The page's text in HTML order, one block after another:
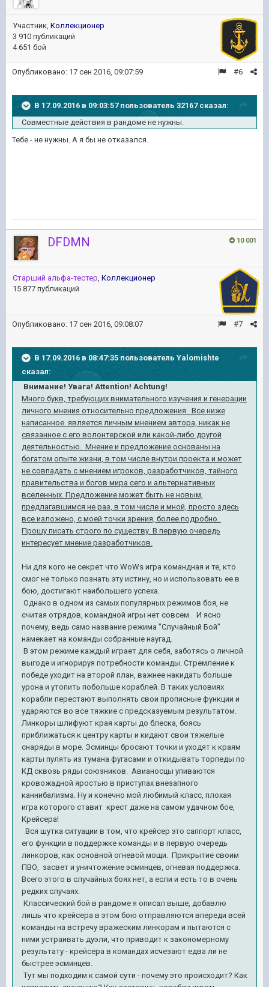
Участник, Коллекционер
3 910 публикаций
4 651 бой
#6
Опубликовано: 17 сен 2016, 09:07:59
В 17.09.2016 в 09:03:57 пользователь 32167 сказал:
Совместные действия в рандоме не нужны.
Тебе - не нужны. А я бы не отказался.
10 001
DFDMN
Старший альфа-тестер Коллекционер
15 877 публикаций
#7
Опубликовано: 17 сен 2016, 09:08:07
В 17.09.2016 в 08:47:35 пользователь Yalomishte
сказал:
Внимание! Увага! Attention! Achtung!
Много букв, требующих внимательного изучения и генерации
личного мнения относительно предложения. Все ниже
написанное является личным мнением автора, никак не
связанное с его волонтерской или какой-либо другой
деятельностью. Мнение и предложение основаны на
богатом опыте жизни, в том числе внутри проекта и может
не совпадать с мнением игроков, разработчиков, тайного
правительства и богов мира сего и альтернативных
вселенных. Предложение может быть не новым,
предлагавшимся не раз, в том числе и мной, просто здесь
все изложено, с моей точки зрения, более подробно.
Прошу писать строго по существу. В первую очередь
интересует мнение разработчиков.
Ни для кого не секрет что WoWs игра командная и те, кто
смог не только познать эту истину, но и использовать ее в
бою, достигают наибольшего успеха.
Однако в одном из самых популярных режимов боя, не
считая отрядов, командной игры нет совсем. И ясно
почему, ведь само название режима "Случайный Бой"
намекает на команды собранные наугад.
В этом режиме каждый играет для себя, заботясь о личной
выгоде и игнорируя потребности команды. Стремление к
победе уходит на второй план, важнее накидать больше
урона и утопить побольше кораблей. В таких условиях
корабли перестают выполнять свои прописные функции и
ударяются во все тяжкие с предсказуемым результатом.
Линкоры шлифуют края карты до блеска, боясь
приближаться к центру карты и кидают свои тяжелые
снаряды в море. Эсминцы бросают точки и уходят к краям
карты пулять из тумана фугасами и откидывать торпеды по
КД сквозь ряды союзников. Авианосцы упиваются
кровожадной яростью в приступах внезапного
каннибализма. Ну и конечно мой любимый класс, плохая
игра которого ставит крест даже на самом удачном бое,
Крейсера!
Вся шутка ситуации в том, что крейсер это саппорт класс,
его функции в поддержке команды и в первую очередь
линкоров, как основной огневой мощи. Прикрытие своим
ПВО, засвет и уничтожение эсминцев, огневая поддержка.
Всего этого в случайных боях нет, а если и есть то в очень
редких случаях.
Классический бой в рандоме я описал выше, добавлю
лишь что крейсера в этом бою отправляются впереди всей
команды на встречу вражеским линкорам и пытаются с
ними устраивать дуэли, что приводит к закономерному
результату - крейсера в командах исчезают едва ли не
быстрее эсминцев.
Тут мы подходим к самой сути - почему это происходит? Как